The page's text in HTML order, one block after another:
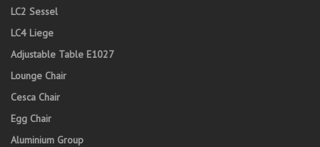
LC2 Sessel
LC4 Liege
Adjustable Table E1027
Lounge Chair
Cesca Chair
Egg Chair
Aluminium Group